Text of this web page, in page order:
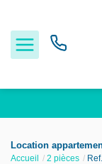
Acheter
Location
Accueil 2 pièces